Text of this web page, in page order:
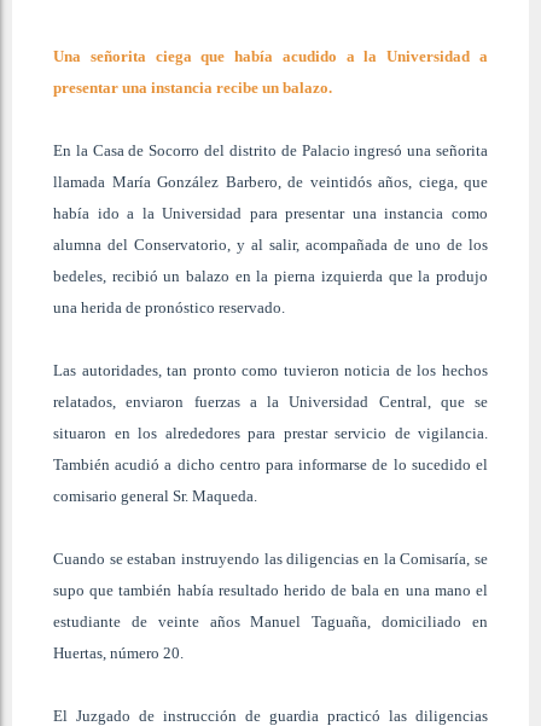
Una señorita ciega que había acudido a la Universidad a
presentar una instancia recibe un balazo.
En la Casa de Socorro del distrito de Palacio ingresó una señorita
llamada María González Barbero, de veintidós años, ciega, que
había ido a la Universidad para presentar una instancia como
alumna del Conservatorio, y al salir, acompañada de uno de los
bedeles, recibió un balazo en la pierna izquierda que la produjo
una herida de pronóstico reservado.
Las autoridades, tan pronto como tuvieron noticia de los hechos
relatados, enviaron fuerzas a la Universidad Central, que se
situaron en los alrededores para prestar servicio de vigilancia.
También acudió a dicho centro para informarse de lo sucedido el
comisario general Sr. Maqueda.
Cuando se estaban instruyendo las diligencias en la Comisaría, se
supo que también había resultado herido de bala en una mano el
estudiante de veinte años Manuel Taguaña, domiciliado en
Huertas, número 20.
El Juzgado de instrucción de guardia practicó las diligencias